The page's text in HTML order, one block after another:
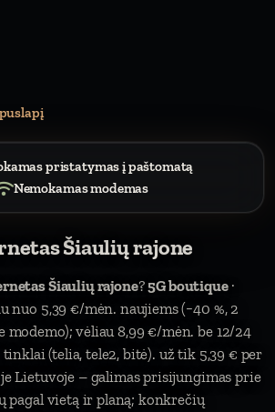
pristatymas į paštomatą
Nemokamas modemas
Šiaulių rajone
Šiaulių rajone?5G boutique·
nuo 5,39 €/mėn. naujiems (−40 %, 2
modemo); vėliau 8,99 €/mėn. be 12/24
(telia, tele2, bitė). už tik 5,39 € per
Lietuvoje – galimas prisijungimas prie
vietą ir planą; konkrečių